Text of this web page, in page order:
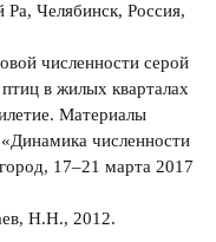
Ра, Челябинск, Россия,
численности серой
в жилых кварталах
Материалы
численности
17–21 марта 2017
Н.Н., 2012.